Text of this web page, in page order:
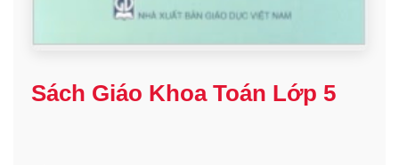
Sách Giáo Khoa Toán Lớp 5